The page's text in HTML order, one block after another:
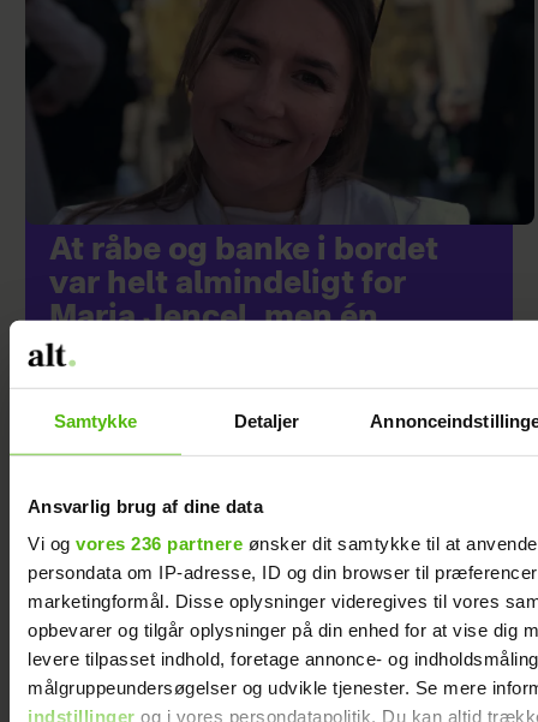
Samtykke Detaljer
Ansvarlig brug af dine data
Vi og vores 236 partnere ønsker dit samtykke til at
persondata om IP-adresse, ID og din browser til
marketingformål. Disse oplysninger videregives til vores
opbevarer og tilgår oplysninger på din enhed for at vise dig
levere tilpasset indhold, foretage annonce- og
målgruppeundersøgelser og udvikle tjenester. Se mere
indstillinger og i vores persondatapolitik. Du kan altid
At råbe og banke i bordet
var helt almindeligt for
Maria Jencel, men én
sætning ændrede det